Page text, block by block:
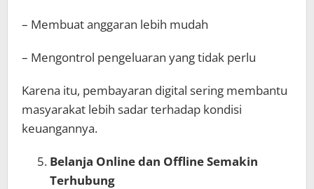
– Membuat anggaran lebih mudah
– Mengontrol pengeluaran yang tidak perlu
Karena itu, pembayaran digital sering membantu
masyarakat lebih sadar terhadap kondisi
keuangannya.
Belanja Online dan Offline Semakin
Terhubung